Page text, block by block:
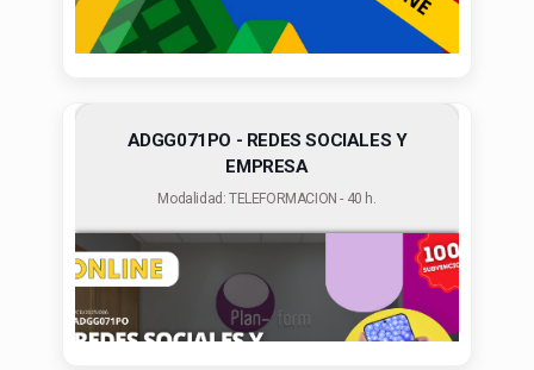
ADGG071PO - REDES SOCIALES Y
EMPRESA
Modalidad: TELEFORMACION - 40 h.